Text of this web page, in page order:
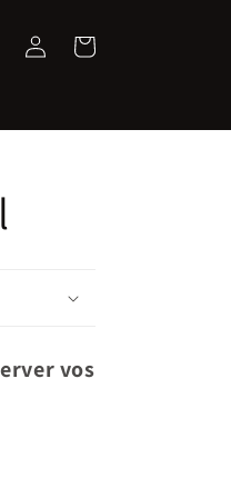
Connexion Panier
vos